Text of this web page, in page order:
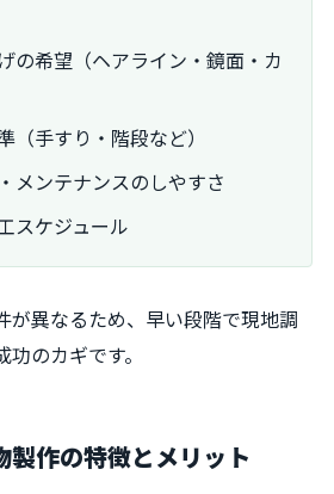
の希望（ヘアライン・鏡面・カ
（手すり・階段など）
メンテナンスのしやすさ
スケジュール
が異なるため、早い段階で現地調
のカギです。
製作の特徴とメリット